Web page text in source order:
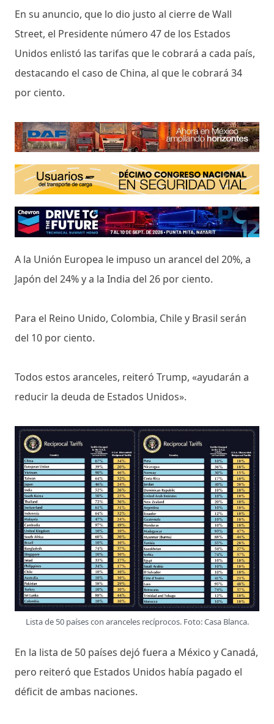
En su anuncio, que lo dio justo al cierre de Wall
Street, el Presidente número 47 de los Estados
Unidos enlistó las tarifas que le cobrará a cada país,
destacando el caso de China, al que le cobrará 34
por ciento.
A la Unión Europea le impuso un arancel del 20%, a
Japón del 24% y a la India del 26 por ciento.
Para el Reino Unido, Colombia, Chile y Brasil serán
del 10 por ciento.
Todos estos aranceles, reiteró Trump, «ayudarán a
reducir la deuda de Estados Unidos».
Lista de 50 países con aranceles recíprocos. Foto: Casa Blanca.
En la lista de 50 países dejó fuera a México y Canadá,
pero reiteró que Estados Unidos había pagado el
déficit de ambas naciones.